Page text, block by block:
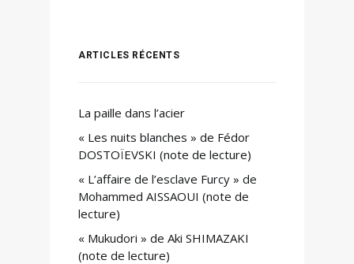
ARTICLES RÉCENTS
La paille dans l’acier
« Les nuits blanches » de Fédor
DOSTOÏEVSKI (note de lecture)
« L’affaire de l’esclave Furcy » de
Mohammed AISSAOUI (note de
lecture)
« Mukudori » de Aki SHIMAZAKI
(note de lecture)